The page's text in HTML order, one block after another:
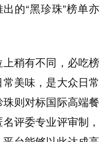
的“黑珍珠”榜单亦
稍有不同，必吃榜
美味，是大众日常
则对标国际高端餐
评委专业评审制，